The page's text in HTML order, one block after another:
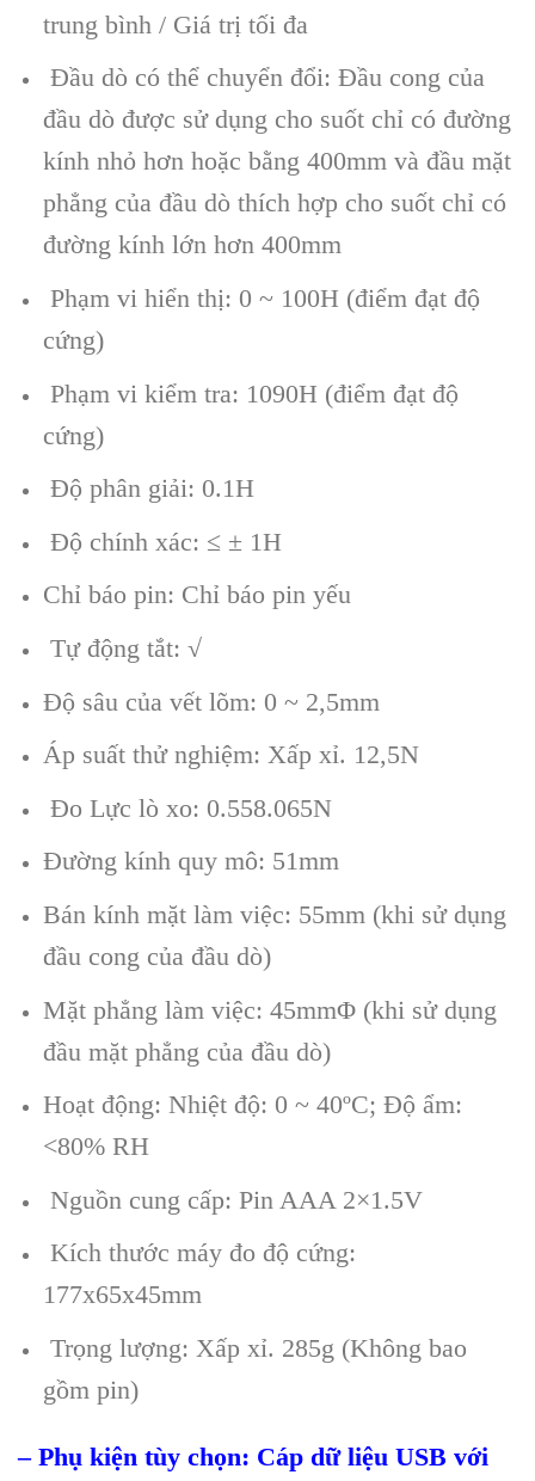
trung bình / Giá trị tối đa
Đầu dò có thể chuyển đổi: Đầu cong của
đầu dò được sử dụng cho suốt chỉ có đường
kính nhỏ hơn hoặc bằng 400mm và đầu mặt
phẳng của đầu dò thích hợp cho suốt chỉ có
đường kính lớn hơn 400mm
Phạm vi hiển thị: 0 ~ 100H (điểm đạt độ
cứng)
Phạm vi kiểm tra: 1090H (điểm đạt độ
cứng)
Độ phân giải: 0.1H
Độ chính xác: ≤ ± 1H
Chỉ báo pin: Chỉ báo pin yếu
Tự động tắt: √
Độ sâu của vết lõm: 0 ~ 2,5mm
Áp suất thử nghiệm: Xấp xỉ. 12,5N
Đo Lực lò xo: ​​0.558.065N
Đường kính quy mô: 51mm
Bán kính mặt làm việc: 55mm (khi sử dụng
đầu cong của đầu dò)
Mặt phẳng làm việc: 45mmΦ (khi sử dụng
đầu mặt phẳng của đầu dò)
Hoạt động: Nhiệt độ: 0 ~ 40ºC; Độ ẩm:
<80% RH
Nguồn cung cấp: Pin AAA 2×1.5V
Kích thước máy đo độ cứng:
177x65x45mm
Trọng lượng: Xấp xỉ. 285g (Không bao
gồm pin)
– Phụ kiện tùy chọn: Cáp dữ liệu USB với